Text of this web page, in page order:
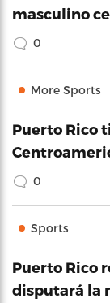
masculino
0
More Sports
Puerto Rico
0
Sports
Puerto Rico
disputará la